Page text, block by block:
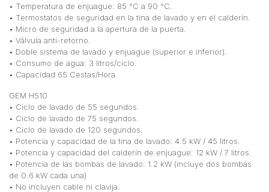
• Temperatura de enjuague: 85 °C a 90 °C.
• Termostatos de seguridad en la tina de lavado y en el calderín.
• Micro de seguridad a la apertura de la puerta.
• Válvula anti-retorno.
• Doble sistema de lavado y enjuague (superior e inferior).
• Consumo de agua: 3 litros/ciclo.
• Capacidad 65 Cestas/Hora
GEM H510
• Ciclo de lavado de 55 segundos.
• Ciclo de lavado de 75 segundos.
• Ciclo de lavado de 120 segundos.
• Potencia y capacidad de la tina de lavado: 4.5 kW / 45 litros.
• Potencia y capacidad del calderín de enjuague: 12 kW / 7 litros.
• Potencia de las bombas de lavado: 1.2 kW (incluye dos bombas
de 0.6 kW cada una)
• No incluyen cable ni clavija.